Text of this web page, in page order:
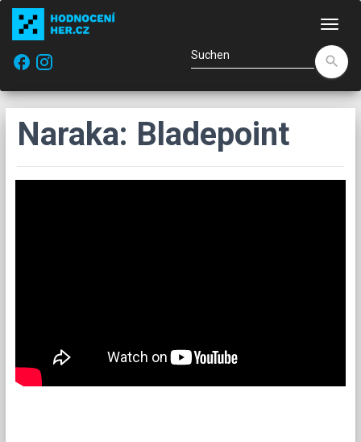
facebook
search
Naraka: Bladepoint